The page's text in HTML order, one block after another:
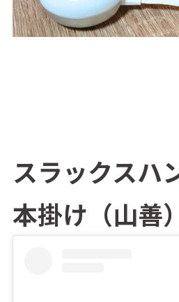
スラックス
本掛け（山善）